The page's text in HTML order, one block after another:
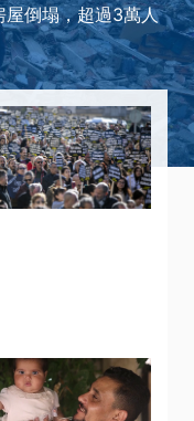
屋倒塌，超過3萬人